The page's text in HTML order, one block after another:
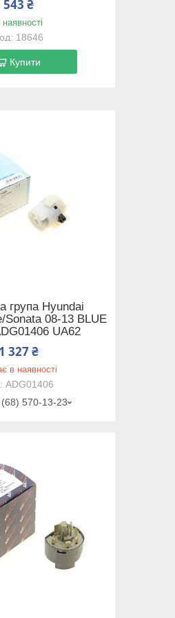
543 ₴
наявності
18646
Купити
група Hyundai
Sonata 08-13 BLUE
UA62
1 327 ₴
в наявності
ADG01406
570-13-23